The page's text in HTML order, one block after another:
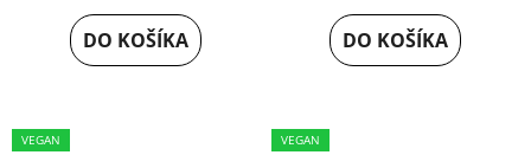
je
5,0
DO KOŠÍKA DO KOŠÍKA
VEGAN VEGAN